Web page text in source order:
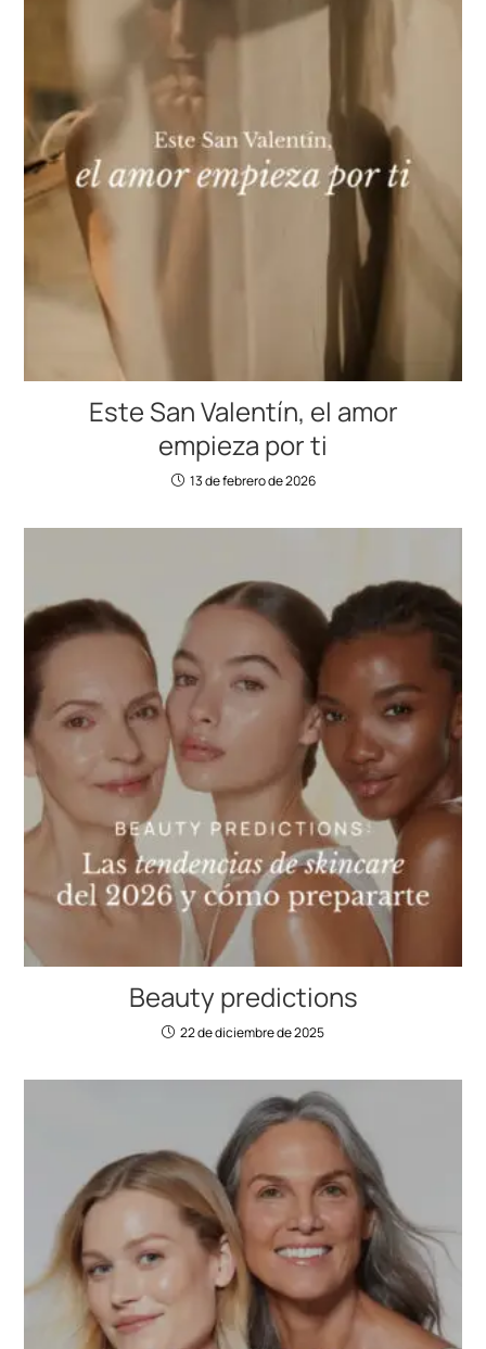
Este San Valentín, el amor
empieza por ti
13 de febrero de 2026
Beauty predictions
22 de diciembre de 2025